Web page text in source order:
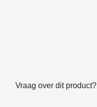
Vraag over dit product?